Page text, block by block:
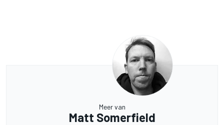
Meer van
Matt Somerfield